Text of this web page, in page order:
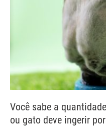
Você sabe a
ou gato deve ingerir